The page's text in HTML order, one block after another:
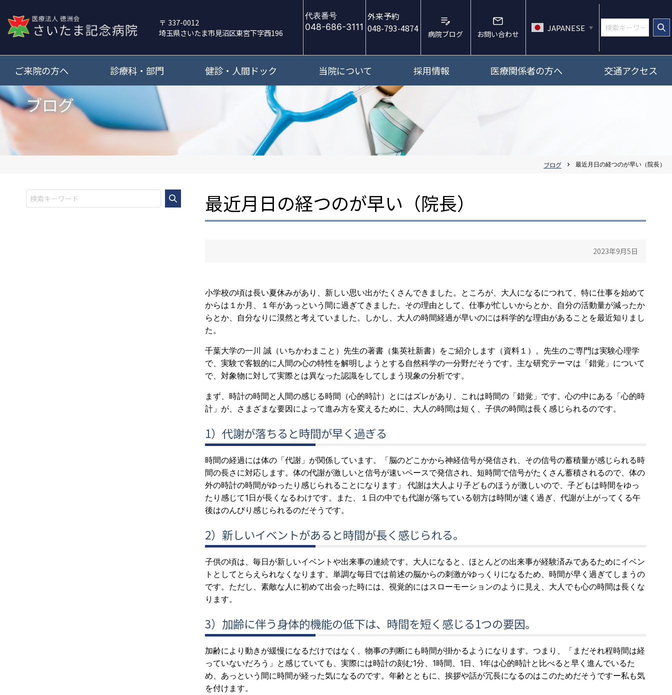
337-0012
埼玉県さいたま市見沼区東宮下字西196
代表番号
048-686-3111
外来予約
048-793-4874
病院ブログ お問い合わせ
JAPANESE ▼
ご来院の方へ 診療科・部門 健診・人間ドック 当院について 採用情報 医療関係者の方へ 交通アクセス
ブログ
ブログ chevron_right 最近月日の経つのが早い（院長）
最近月日の経つのが早い（院長）
2023年9月5日
小学校の頃は長い夏休みがあり、新しい思い出がたくさんできました。ところが、大人になるにつれて、特に仕事を始めて
からは１か月、１年があっという間に過ぎてきました。その理由として、仕事が忙しいからとか、自分の活動量が減ったか
らとか、自分なりに漠然と考えていました。しかし、大人の時間経過が早いのには科学的な理由があることを最近知りまし
た。
千葉大学の一川 誠（いちかわまこと）先生の著書（集英社新書）をご紹介します（資料１）。先生のご専門は実験心理学
で、実験で客観的に人間の心の特性を解明しようとする自然科学の一分野だそうです。主な研究テーマは「錯覚」について
で、対象物に対して実際とは異なった認識をしてしまう現象の分析です。
まず、時計の時間と人間の感じる時間（心的時計）とにはズレがあり、これは時間の「錯覚」です。心の中にある「心的時
計」が、さまざまな要因によって進み方を変えるために、大人の時間は短く、子供の時間は長く感じられるのです。
1）代謝が落ちると時間が早く過ぎる
時間の経過には体の「代謝」が関係しています。「脳のどこかから神経信号が発信され、その信号の蓄積量が感じられる時
間の長さに対応します。体の代謝が激しいと信号が速いペースで発信され、短時間で信号がたくさん蓄積されるので、体の
外の時計の時間がゆったり感じられることになります」 代謝は大人より子どものほうが激しいので、子どもは時間をゆっ
たり感じて1日が長くなるわけです。また、１日の中でも代謝が落ちている朝方は時間が速く過ぎ、代謝が上がってくる午
後はのんびり感じられるのだそうです。
2）新しいイベントがあると時間が長く感じられる。
子供の頃は、毎日が新しいイベントや出来事の連続です。大人になると、ほとんどの出来事が経験済みであるためにイベン
トとしてとらえられなくなります。単調な毎日では前述の脳からの刺激がゆっくりになるため、時間が早く過ぎてしまうの
です。ただし、素敵な人に初めて出会った時には、視覚的にはスローモーションのように見え、大人でも心の時間は長くな
ります。
3）加齢に伴う身体的機能の低下は、時間を短く感じる1つの要因。
加齢により動きが緩慢になるだけではなく、物事の判断にも時間が掛かるようになります。つまり、「まだそれ程時間は経
っていないだろう」と感じていても、実際には時計の刻む1分、1時間、1日、1年は心的時計と比べると早く進んでいるた
め、あっという間に時間が経った気になるのです。年齢とともに、挨拶や話が冗長になるのはこのためだそうですー私も気
を付けます。